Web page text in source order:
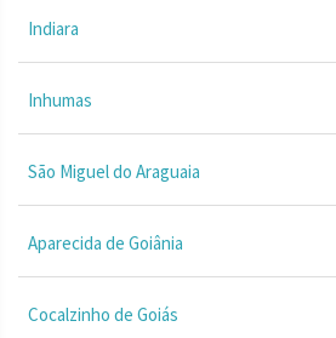
Indiara
Inhumas
São Miguel do Araguaia
Aparecida de Goiânia
Cocalzinho de Goiás